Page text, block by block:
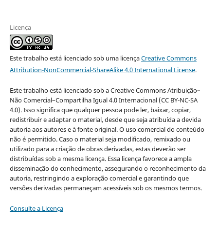
Licença
Este trabalho está licenciado sob uma licençaCreative Commons
Attribution-NonCommercial-ShareAlike 4.0 International License.
Este trabalho está licenciado sob a Creative Commons Atribuição–
Não Comercial–Compartilha Igual 4.0 Internacional (CC BY-NC-SA
4.0). Isso significa que qualquer pessoa pode ler, baixar, copiar,
redistribuir e adaptar o material, desde que seja atribuída a devida
autoria aos autores e à fonte original. O uso comercial do conteúdo
não é permitido. Caso o material seja modificado, remixado ou
utilizado para a criação de obras derivadas, estas deverão ser
distribuídas sob a mesma licença. Essa licença favorece a ampla
disseminação do conhecimento, assegurando o reconhecimento da
autoria, restringindo a exploração comercial e garantindo que
versões derivadas permaneçam acessíveis sob os mesmos termos.
Consulte a Licença